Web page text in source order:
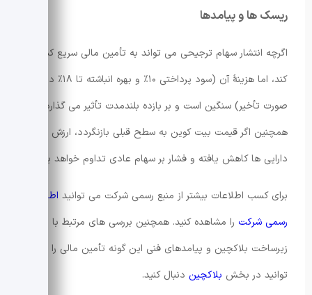
ریسک ها و پیامدها
اگرچه انتشار سهام ترجیحی می تواند به تأمین مالی سریع کمک
کند، اما هزینهٔ آن (سود پرداختی ۱۰٪ و بهره انباشته تا ۱۸٪ در
صورت تأخیر) سنگین است و بر بازده بلندمدت تأثیر می گذارد.
همچنین اگر قیمت بیت کوین به سطح قبلی بازنگردد، ارزش دلاری
دارایی ها کاهش یافته و فشار بر سهام عادی تداوم خواهد یافت.
برای کسب اطلاعات بیشتر از منبع رسمی شرکت می توانید اطلاعیه
رسمی شرکت را مشاهده کنید. همچنین بررسی های مرتبط با
زیرساخت بلاکچین و پیامدهای فنی این گونه تأمین مالی را می
توانید در بخش بلاکچین دنبال کنید.